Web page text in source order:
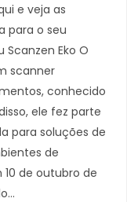
e veja as
para o seu
Eko O
scanner
conhecido
ele fez parte
para soluções de
de
de outubro de